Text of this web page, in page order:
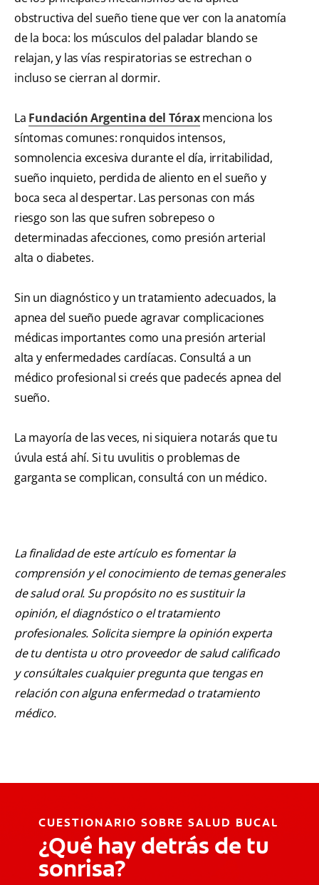
obstructiva del sueño tiene que ver con la anatomía
de la boca: los músculos del paladar blando se
relajan, y las vías respiratorias se estrechan o
incluso se cierran al dormir.
La Fundación Argentina del Tóraxmenciona los
síntomas comunes: ronquidos intensos,
somnolencia excesiva durante el día, irritabilidad,
sueño inquieto, perdida de aliento en el sueño y
boca seca al despertar. Las personas con más
riesgo son las que sufren sobrepeso o
determinadas afecciones, como presión arterial
alta o diabetes.
Sin un diagnóstico y un tratamiento adecuados, la
apnea del sueño puede agravar complicaciones
médicas importantes como una presión arterial
alta y enfermedades cardíacas. Consultá a un
médico profesional si creés que padecés apnea del
sueño.
La mayoría de las veces, ni siquiera notarás que tu
úvula está ahí. Si tu uvulitis o problemas de
garganta se complican, consultá con un médico.
La finalidad de este artículo es fomentar la
comprensión y el conocimiento de temas generales
de salud oral. Su propósito no es sustituir la
opinión, el diagnóstico o el tratamiento
profesionales. Solicita siempre la opinión experta
de tu dentista u otro proveedor de salud calificado
y consúltales cualquier pregunta que tengas en
relación con alguna enfermedad o tratamiento
médico.
CUESTIONARIO SOBRE SALUD BUCAL
¿Qué hay detrás de tu
sonrisa?